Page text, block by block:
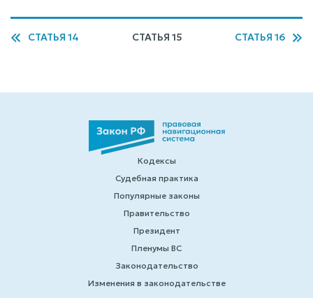
СТАТЬЯ 14 СТАТЬЯ 15 СТАТЬЯ 16
Кодексы
Судебная практика
Популярные законы
Правительство
Президент
Пленумы ВС
Законодательство
Изменения в законодательстве